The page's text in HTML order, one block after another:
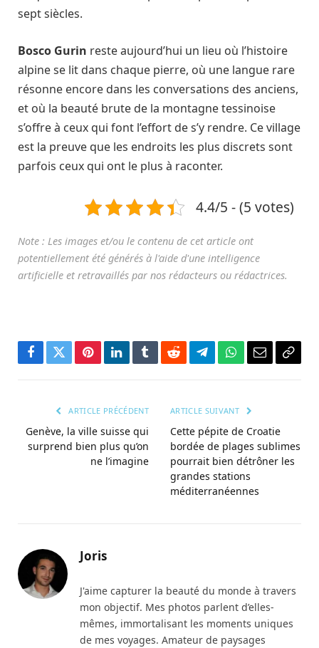
sept siècles.
Bosco Gurin reste aujourd’hui un lieu où l’histoire
alpine se lit dans chaque pierre, où une langue rare
résonne encore dans les conversations des anciens,
et où la beauté brute de la montagne tessinoise
s’offre à ceux qui font l’effort de s’y rendre. Ce village
est la preuve que les endroits les plus discrets sont
parfois ceux qui ont le plus à raconter.
4.4/5 - (5 votes)
Facebook
TwitterPinterestLinkedInTumblrRedditTélégramme
WhatsApp
Courriel
ARTICLE PRÉCÉDENT
Genève, la ville suisse qui
surprend bien plus qu’on
ne l’imagine
ARTICLE SUIVANT
Cette pépite de Croatie
bordée de plages sublimes
pourrait bien détrôner les
grandes stations
méditerranéennes
Joris
J'aime capturer la beauté du monde à travers
mon objectif. Mes photos parlent d’elles-
mêmes, immortalisant les moments uniques
de mes voyages. Amateur de paysages